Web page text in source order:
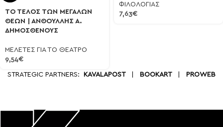
ΤΟ ΤΕΛΟΣ ΤΩΝ ΜΕΓΑΛΩΝ
ΘΕΩΝ | ΑΝΘΟΥΛΛΗΣ Α.
ΔΗΜΟΣΘΕΝΟΥΣ
ΜΕΛΕΤΕΣ ΓΙΑ ΤΟ ΘΕΑΤΡΟ
9,54€
ΦΙΛΟΛΟΓΙΑΣ
7,63€
STRATEGIC PARTNERS: KAVALAPOST| BOOKART| PROWEB